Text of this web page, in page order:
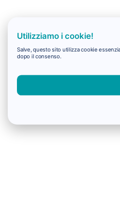
Utilizziamo i cookie!
Salve, questo sito utilizza cookie
dopo il consenso.